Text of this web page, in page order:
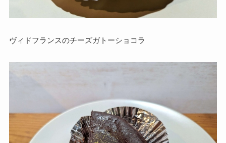
ヴィドフランスのチーズガトーショコラ